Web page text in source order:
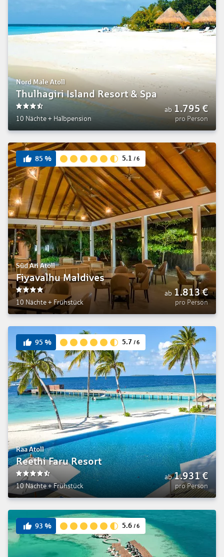
Nord Male Atoll
Thulhagiri Island Resort & Spa
10 Nächte + Halbpension
ab 1.795€
pro Person
85 % 5.1 /6
Süd Ari Atoll
Fiyavalhu Maldives
4
10 Nächte + Frühstück
ab 1.813€
pro Person
95 % 5.7 /6
Raa Atoll
Reethi Faru Resort
4.5
10 Nächte +Frühstück
ab 1.931€
pro Person
93 % 5.6 /6